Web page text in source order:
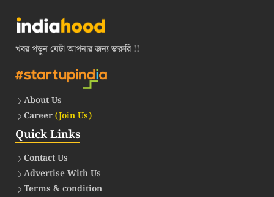
খবর পড়ুন যেটা আপনার জন্য জরুরি !!
About Us
Career(Join Us)
Quick Links
Contact Us
Advertise With Us
Terms & condition